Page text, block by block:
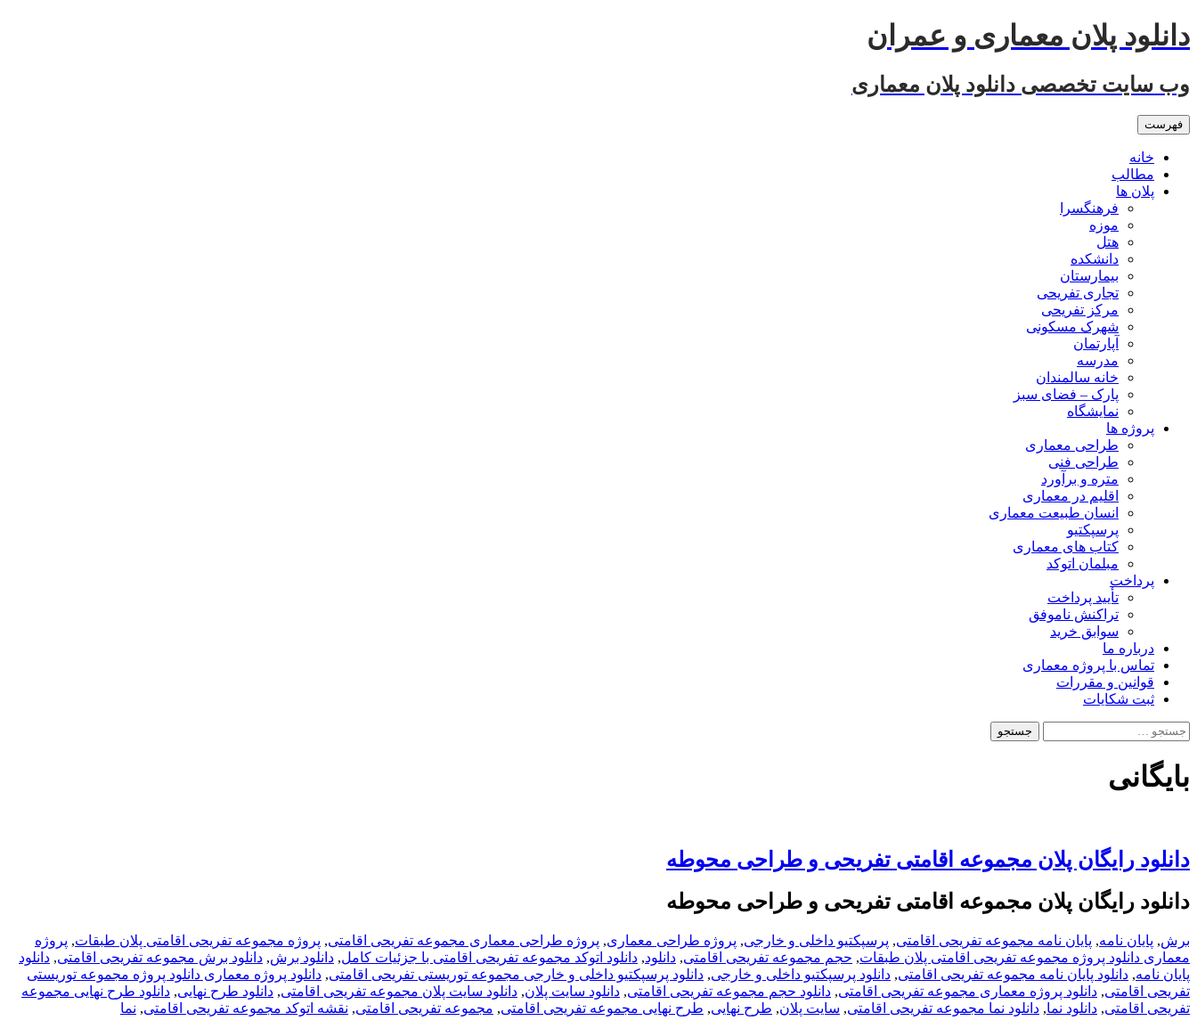
رفتن
به
دانلود پلان معماری و عمران
وب سایت تخصصی دانلود پلان معماری
فهرست
خانه
مطالب
پلان ها
فرهنگسرا
موزه
هتل
دانشکده
بیمارستان
تجاری تفریحی
مرکز تفریحی
شهرک مسکونی
آپارتمان
مدرسه
خانه سالمندان
پارک – فضای سبز
نمایشگاه
پروژه ها
طراحی معماری
طراحی فنی
متره و برآورد
اقلیم در معماری
انسان طبیعت معماری
پرسپکتیو
کتاب های معماری
مبلمان اتوکد
پرداخت
تأیید پرداخت
تراکنش ناموفق
سوابق خرید
درباره ما
تماس با پروژه معماری
قوانین و مقررات
ثبت شکایات
جستجو
برای:
بایگانی
دانلود رایگان پلان مجموعه اقامتی تفریحی و طراحی محوطه
دانلود رایگان پلان مجموعه اقامتی تفریحی و طراحی محوطه
برش, پایان نامه, پایان نامه مجموعه تفریحی اقامتی, پرسپکتیو داخلی و خارجی, پروژه طراحی معماری, پروژه طراحی معماری مجموعه تفریحی اقامتی, پروژه مجموعه تفریحی اقامتی پلان طبقات, پروژه
معماری دانلود پروژه مجموعه تفریحی اقامتی پلان طبقات, حجم مجموعه تفریحی اقامتی, دانلود, دانلود اتوکد مجموعه تفریحی اقامتی با جزئیات کامل, دانلود برش, دانلود برش مجموعه تفریحی اقامتی, دانلود
پایان نامه, دانلود پایان نامه مجموعه تفریحی اقامتی, دانلود پرسپکتیو داخلی و خارجی, دانلود پرسپکتیو داخلی و خارجی مجموعه توریستی تفریحی اقامتی, دانلود پروژه معماری دانلود پروژه مجموعه توریستی
تفریحی اقامتی, دانلود پروژه معماری مجموعه تفریحی اقامتی, دانلود حجم مجموعه تفریحی اقامتی, دانلود سایت پلان, دانلود سایت پلان مجموعه تفریحی اقامتی, دانلود طرح نهایی, دانلود طرح نهایی مجموعه
تفریحی اقامتی, دانلود نما, دانلود نما مجموعه تفریحی اقامتی, سایت پلان, طرح نهایی, طرح نهایی مجموعه تفریحی اقامتی, مجموعه تفریحی اقامتی, نقشه اتوکد مجموعه تفریحی اقامتی, نما